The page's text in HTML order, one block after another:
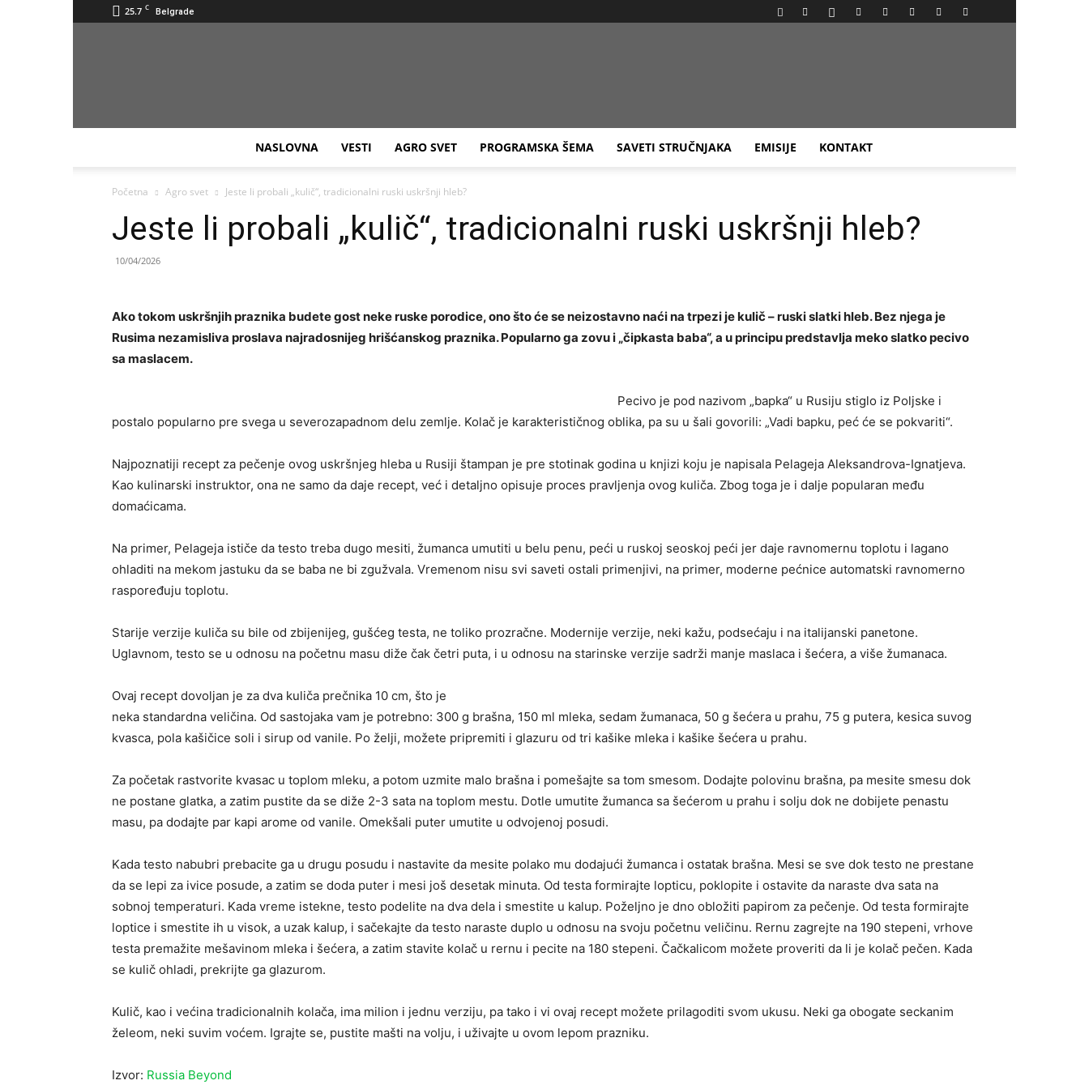
25.7 C Belgrade
Agro
TV
NASLOVNA VESTI AGRO SVET PROGRAMSKA ŠEMA SAVETI STRUČNJAKA EMISIJE KONTAKT
Početna Agro svet Jeste li probali „kulič“, tradicionalni ruski uskršnji hleb?
Jeste li probali „kulič“, tradicionalni ruski uskršnji hleb?
10/04/2026
Ako tokom uskršnjih praznika budete gost neke ruske porodice, ono što će se neizostavno naći na trpezi je kulič – ruski slatki hleb. Bez njega je
Rusima nezamisliva proslava najradosnijeg hrišćanskog praznika. Popularno ga zovu i „čipkasta baba“, a u principu predstavlja meko slatko pecivo
sa maslacem.
Pecivo je pod nazivom „bapka“ u Rusiju stiglo iz Poljske i
postalo popularno pre svega u severozapadnom delu zemlje. Kolač je karakterističnog oblika, pa su u šali govorili: „Vadi bapku, peć će se pokvariti“.
Najpoznatiji recept za pečenje ovog uskršnjeg hleba u Rusiji štampan je pre stotinak godina u knjizi koju je napisala Pelageja Aleksandrova-Ignatjeva.
Kao kulinarski instruktor, ona ne samo da daje recept, već i detaljno opisuje proces pravljenja ovog kuliča. Zbog toga je i dalje popularan među
domaćicama.
Na primer, Pelageja ističe da testo treba dugo mesiti, žumanca umutiti u belu penu, peći u ruskoj seoskoj peći jer daje ravnomernu toplotu i lagano
ohladiti na mekom jastuku da se baba ne bi zgužvala. Vremenom nisu svi saveti ostali primenjivi, na primer, moderne pećnice automatski ravnomerno
raspoređuju toplotu.
Starije verzije kuliča su bile od zbijenijeg, gušćeg testa, ne toliko prozračne. Modernije verzije, neki kažu, podsećaju i na italijanski panetone.
Uglavnom, testo se u odnosu na početnu masu diže čak četri puta, i u odnosu na starinske verzije sadrži manje maslaca i šećera, a više žumanaca.
Ovaj recept dovoljan je za dva kuliča prečnika 10 cm, što je
neka standardna veličina. Od sastojaka vam je potrebno: 300 g brašna, 150 ml mleka, sedam žumanaca, 50 g šećera u prahu, 75 g putera, kesica suvog
kvasca, pola kašičice soli i sirup od vanile. Po želji, možete pripremiti i glazuru od tri kašike mleka i kašike šećera u prahu.
Za početak rastvorite kvasac u toplom mleku, a potom uzmite malo brašna i pomešajte sa tom smesom. Dodajte polovinu brašna, pa mesite smesu dok
ne postane glatka, a zatim pustite da se diže 2-3 sata na toplom mestu. Dotle umutite žumanca sa šećerom u prahu i solju dok ne dobijete penastu
masu, pa dodajte par kapi arome od vanile. Omekšali puter umutite u odvojenoj posudi.
Kada testo nabubri prebacite ga u drugu posudu i nastavite da mesite polako mu dodajući žumanca i ostatak brašna. Mesi se sve dok testo ne prestane
da se lepi za ivice posude, a zatim se doda puter i mesi još desetak minuta. Od testa formirajte lopticu, poklopite i ostavite da naraste dva sata na
sobnoj temperaturi. Kada vreme istekne, testo podelite na dva dela i smestite u kalup. Poželjno je dno obložiti papirom za pečenje. Od testa formirajte
loptice i smestite ih u visok, a uzak kalup, i sačekajte da testo naraste duplo u odnosu na svoju početnu veličinu. Rernu zagrejte na 190 stepeni, vrhove
testa premažite mešavinom mleka i šećera, a zatim stavite kolač u rernu i pecite na 180 stepeni. Čačkalicom možete proveriti da li je kolač pečen. Kada
se kulič ohladi, prekrijte ga glazurom.
Kulič, kao i većina tradicionalnih kolača, ima milion i jednu verziju, pa tako i vi ovaj recept možete prilagoditi svom ukusu. Neki ga obogate seckanim
želeom, neki suvim voćem. Igrajte se, pustite mašti na volju, i uživajte u ovom lepom prazniku.
Izvor: Russia Beyond